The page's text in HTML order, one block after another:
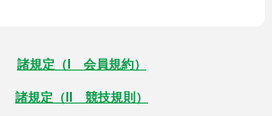
諸規定（I 会員規約）
諸規定（II 競技規則）